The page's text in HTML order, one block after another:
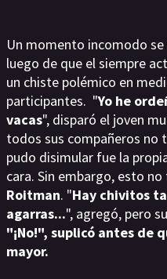
Un momento incomodo se
luego de que el siempre
un chiste polémico en
participantes. "Yo he
vacas", disparó el joven
todos sus compañeros no
pudo disimular fue la
cara. Sin embargo, esto
Roitman. "Hay chivitos
agarras...", agregó, pero
"¡No!", suplicó antes de
mayor.